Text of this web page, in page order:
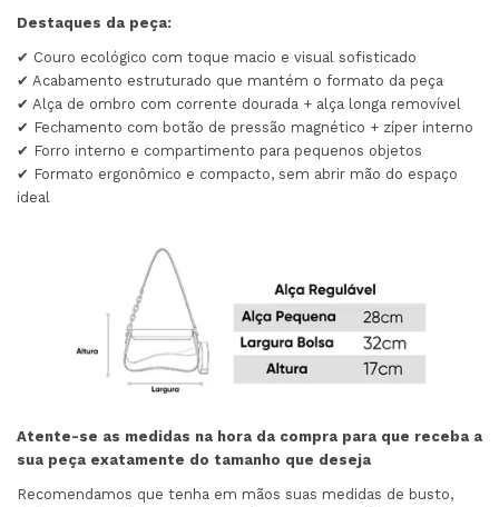
Destaques da peça:
✔ Couro ecológico com toque macio e visual sofisticado
✔ Acabamento estruturado que mantém o formato da peça
✔ Alça de ombro com corrente dourada + alça longa removível
✔ Fechamento com botão de pressão magnético + zíper interno
✔ Forro interno e compartimento para pequenos objetos
✔ Formato ergonômico e compacto, sem abrir mão do espaço
ideal
Atente-se as medidas na hora da compra para que receba a
sua peça exatamente do tamanho que deseja
Recomendamos que tenha em mãos suas medidas de busto,